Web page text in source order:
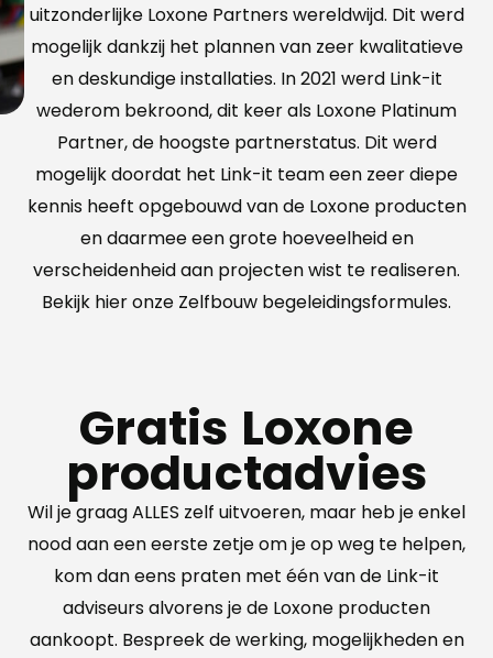
uitzonderlijke Loxone Partners wereldwijd. Dit werd
mogelijk dankzij het plannen van zeer kwalitatieve
en deskundige installaties. In 2021 werd Link-it
wederom bekroond, dit keer als Loxone Platinum
Partner, de hoogste partnerstatus. Dit werd
mogelijk doordat het Link-it team een zeer diepe
kennis heeft opgebouwd van de Loxone producten
en daarmee een grote hoeveelheid en
verscheidenheid aan projecten wist te realiseren.
Bekijk hieronze Zelfbouw begeleidingsformules.
Gratis Loxone
productadvies​
Wil je graag ALLES zelf uitvoeren, maar heb je enkel
nood aan een eerste zetje om je op weg te helpen,
kom dan eens praten met één van de Link-it
adviseurs alvorens je de Loxone producten
aankoopt. Bespreek de werking, mogelijkheden en